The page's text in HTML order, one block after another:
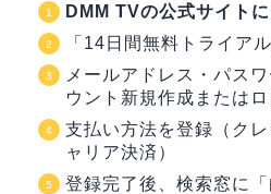
DMM TVの公式サイト
「14日間無料トライア
メールアドレス・パス
ウント新規作成またはロ
支払い方法を登録（ク
ャリア決済）
登録完了後、検索窓に